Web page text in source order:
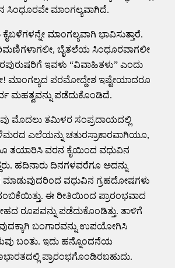
ಸಿಂಧೂರವೇ ಮಾಂಗಲ್ಯವಾಗಿದೆ.
ಮಾಂಗಲ್ಯವಾಗಿ ಭಾವಿಸುತ್ತಾರೆ.
ಬೈತಲೆಯ ಸಿಂಧೂರವಾಗಲೀ
ಇವಳು “ವಿವಾಹಿತಳು” ಎಂದು
ಮಾಂಗಲ್ಯದ ಪರಮೋದ್ದೇಶ ಇಷ್ಟೇಯಾದರೂ
ಮಹತ್ವವನ್ನು ಪಡೆದುಕೊಂಡಿದೆ.
ಮೊದಲು ತಮಿಳರ ಸಂಪ್ರದಾಯದಲ್ಲಿ
ಎಲೆಯನ್ನು ಚತುರಸ್ರಾಕಾರವಾಗಿಯೂ,
ತಯಾರಿಸಿ ವರನ ಕೈಯಿಂದ ವಧುವಿನ
ಹದಿನಾರು ದಿನಗಳವರೆಗೂ ಅದನ್ನು
ವಧುವಿನ ಗ್ರಹದೋಷಗಳು
ಈ ರೀತಿಯಿಂದ ಪ್ರಾರಂಭವಾದ
ರೂಪವನ್ನು ಪಡೆದುಕೊಂಡಿತ್ತು. ತಾಳಿಗೆ
ಬಂಗಾರವನ್ನು ಉಪಯೋಗಿಸಿ
ಬಂತು. ಇದು ಹನ್ನೊಂದನೆಯ
ಪ್ರಾರಂಭಗೊಂಡಿರಬಹುದು.